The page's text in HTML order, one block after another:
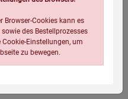
dieseAstroloGin®
und verwöhnte Gin-
Browser-Cookies kann es
des Bestellprozesses
Einstellungen, um
zu bewegen.